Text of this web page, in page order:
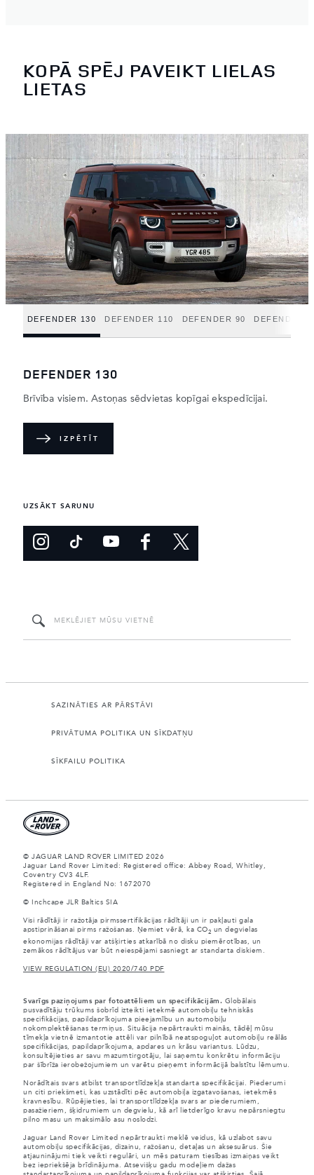
KOPĀ SPĒJ PAVEIKT LIELAS
LIETAS
DEFENDER 130 DEFENDER 110 DEFENDER 90 DEFENDER
DEFENDER 130
Brīvība visiem. Astoņas sēdvietas kopīgai ekspedīcijai.
IZPĒTĪT
UZSĀKT SARUNU
SAZINĀTIES AR PĀRSTĀVI
PRIVĀTUMA POLITIKA UN SĪKDATŅU
SĪKFAILU POLITIKA
© JAGUAR LAND ROVER LIMITED 2026
Jaguar Land Rover Limited: Registered office: Abbey Road, Whitley,
Coventry CV3 4LF.
Registered in England No: 1672070
© Inchcape JLR Baltics SIA
Visi rādītāji ir ražotāja pirmssertifikācijas rādītāji un ir pakļauti gala
apstiprināšanai pirms ražošanas. Ņemiet vērā, ka CO2 un degvielas
ekonomijas rādītāji var atšķirties atkarībā no disku piemērotības, un
zemākos rādītājus var būt neiespējami sasniegt ar standarta diskiem.
VIEW REGULATION (EU) 2020/740 PDF
Svarīgs paziņojums par fotoattēliem un specifikācijām. Globālais
pusvadītāju trūkums šobrīd izteikti ietekmē automobiļu tehniskās
specifikācijas, papildaprīkojuma pieejamību un automobiļu
nokomplektēšanas termiņus. Situācija nepārtraukti mainās, tādēļ mūsu
tīmekļa vietnē izmantotie attēli var pilnībā neatspoguļot automobiļu reālās
specifikācijas, papildaprīkojuma, apdares un krāsu variantus. Lūdzu,
konsultējieties ar savu mazumtirgotāju, lai saņemtu konkrētu informāciju
par šībrīža ierobežojumiem un varētu pieņemt informācijā balstītu lēmumu.
Norādītais svars atbilst transportlīdzekļa standarta specifikācijai. Piederumi
un citi priekšmeti, kas uzstādīti pēc automobiļa izgatavošanas, ietekmēs
kravnesību. Rūpējieties, lai transportlīdzekļa svars ar piederumiem,
pasažieriem, šķidrumiem un degvielu, kā arī lietderīgo kravu nepārsniegtu
pilno masu un maksimālo asu noslodzi.
Jaguar Land Rover Limited nepārtraukti meklē veidus, kā uzlabot savu
automobiļu specifikācijas, dizainu, ražošanu, detaļas un aksesuārus. Šie
atjauninājumi tiek veikti regulāri, un mēs paturam tiesības izmaiņas veikt
bez iepriekšēja brīdinājuma. Atsevišķu gadu modeļiem dažas